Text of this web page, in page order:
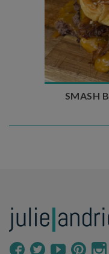
Temps
Temps
SMASH